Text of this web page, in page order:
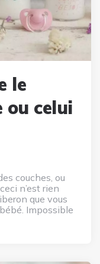
le
ou celui
couches, ou
n’est rien
que vous
Impossible